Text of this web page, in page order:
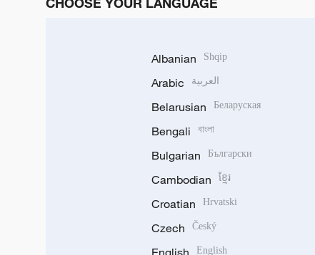
Albanian Shqip
Arabic العربية
Belarusian Беларуская
Bengali বাংলা
Bulgarian Български
Cambodian ខ្មែរ
Croatian Hrvatski
Czech Český
English English